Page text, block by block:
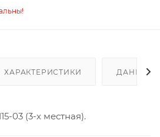
ХАРАКТЕРИСТИКИ ДАННЫЕ
03 (3-х местная).